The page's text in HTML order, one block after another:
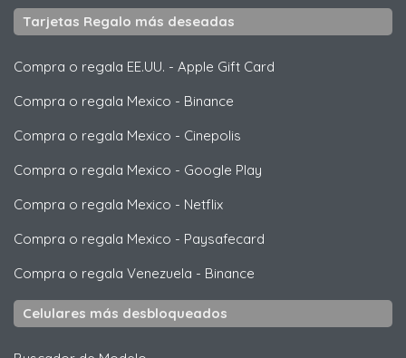
Tarjetas Regalo más deseadas
Compra o regala EE.UU. - Apple Gift Card
Compra o regala Mexico - Binance
Compra o regala Mexico - Cinepolis
Compra o regala Mexico - Google Play
Compra o regala Mexico - Netflix
Compra o regala Mexico - Paysafecard
Compra o regala Venezuela - Binance
Celulares más desbloqueados